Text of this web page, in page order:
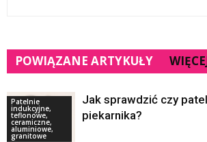
POWIĄZANE ARTYKUŁY
Patelnie
indukcyjne,
teflonowe,
ceramiczne,
aluminiowe,
granitowe
Jak sprawdzić czy
piekarnika?